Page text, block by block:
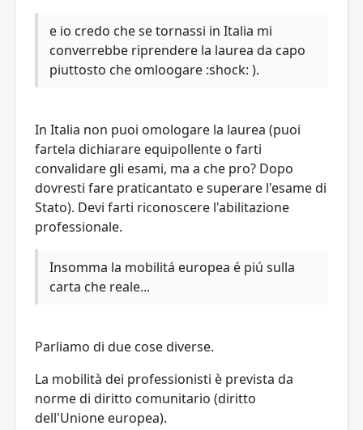
e io credo che se tornassi in Italia mi
converrebbe riprendere la laurea da capo
piuttosto che omloogare :shock: ).
In Italia non puoi omologare la laurea (puoi
fartela dichiarare equipollente o farti
convalidare gli esami, ma a che pro? Dopo
dovresti fare praticantato e superare l'esame di
Stato). Devi farti riconoscere l'abilitazione
professionale.
Insomma la mobilitá europea é piú sulla
carta che reale...
Parliamo di due cose diverse.
La mobilità dei professionisti è prevista da
norme di diritto comunitario (diritto
dell'Unione europea).